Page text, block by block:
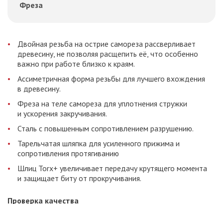
Фреза
Двойная резьба на острие самореза рассверливает
древесину, не позволяя расщепить её, что особенно
важно при работе близко к краям.
Ассиметричная форма резьбы для лучшего вхождения
в древесину.
Фреза на теле самореза для уплотнения стружки
и ускорения закручивания.
Сталь с повышенным сопротивлением разрушению.
Тарельчатая шляпка для усиленного прижима и
сопротивления протягиванию
Шлиц Torx+ увеличивает передачу крутящего момента
и защищает биту от прокручивания.
Проверка качества